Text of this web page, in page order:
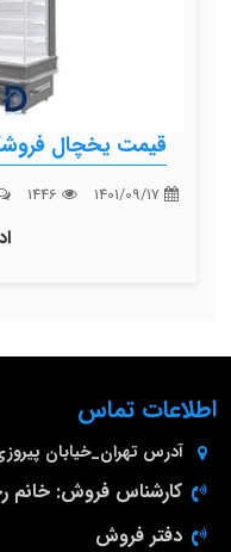
قیمت یخچال
اطلاعات تماس
آدرس تهران_خیابان
کارشناس فروش: خانم
دفتر فروش